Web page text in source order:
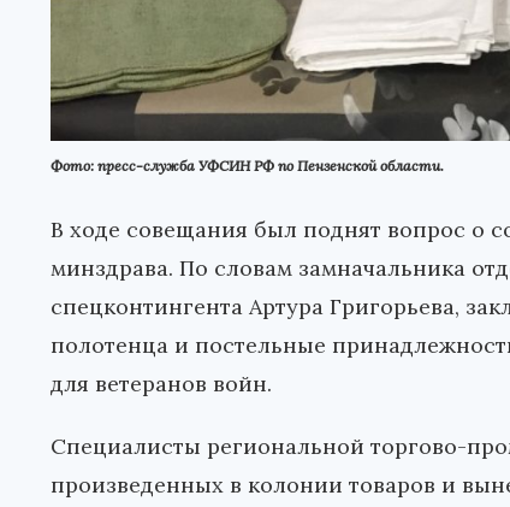
Фото: пресс-служба УФСИН РФ по Пензенской области.
В ходе совещания был поднят вопрос о
минздрава. По словам замначальника
спецконтингента Артура Григорьева,
полотенца и постельные
для ветеранов войн.
Специалисты региональной торгово-
произведенных в колонии товаров и